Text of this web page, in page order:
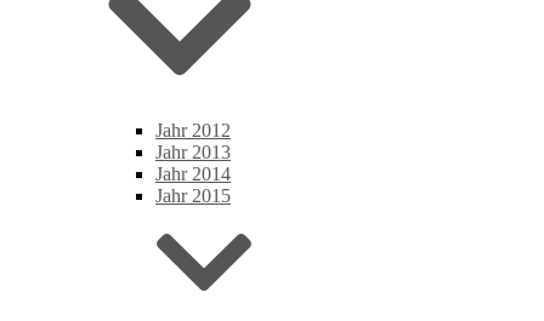
Jahr 2012
Jahr 2013
Jahr 2014
Jahr 2015